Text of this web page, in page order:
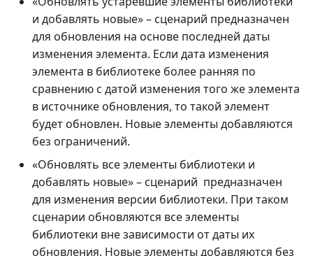
и добавлять новые» – сценарий предназначен
для обновления на основе последней даты
изменения элемента. Если дата изменения
элемента в библиотеке более ранняя по
сравнению с датой изменения того же элемента
в источнике обновления, то такой элемент
будет обновлен. Новые элементы добавляются
без ограничений.
«Обновлять все элементы библиотеки и
добавлять новые» – сценарий предназначен
для изменения версии библиотеки. При таком
сценарии обновляются все элементы
библиотеки вне зависимости от даты их
обновления. Новые элементы добавляются без